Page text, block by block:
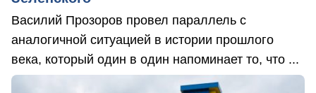
Василий Прозоров провел параллель с
аналогичной ситуацией в истории прошлого
века, который один в один напоминает то, что ...